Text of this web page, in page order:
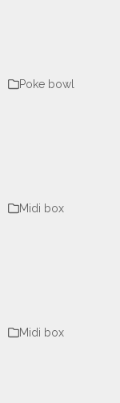
Poke bowl
Midi box
Midi box